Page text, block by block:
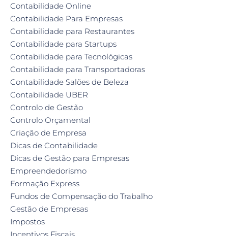
Contabilidade Online
Contabilidade Para Empresas
Contabilidade para Restaurantes
Contabilidade para Startups
Contabilidade para Tecnológicas
Contabilidade para Transportadoras
Contabilidade Salões de Beleza
Contabilidade UBER
Controlo de Gestão
Controlo Orçamental
Criação de Empresa
Dicas de Contabilidade
Dicas de Gestão para Empresas
Empreendedorismo
Formação Express
Fundos de Compensação do Trabalho
Gestão de Empresas
Impostos